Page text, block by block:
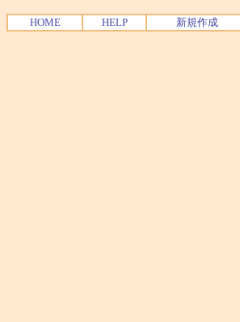
HOME HELP 新規作成